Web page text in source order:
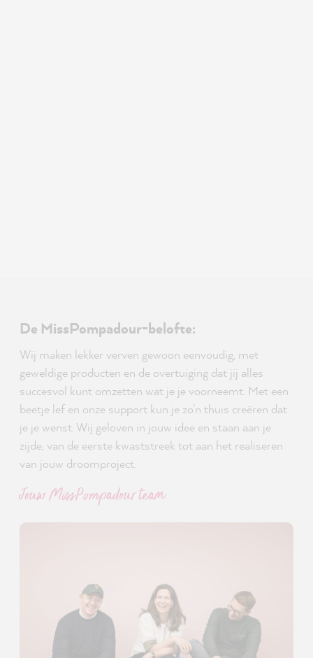
De MissPompadour-belofte:
Wij maken lekker verven gewoon eenvoudig, met
geweldige producten en de overtuiging dat jij alles
succesvol kunt omzetten wat je je voorneemt. Met een
beetje lef en onze support kun je zo'n thuis creëren dat
je je wenst. Wij geloven in jouw idee en staan aan je
zijde, van de eerste kwaststreek tot aan het realiseren
van jouw droomproject.
Jouw MissPompadour team